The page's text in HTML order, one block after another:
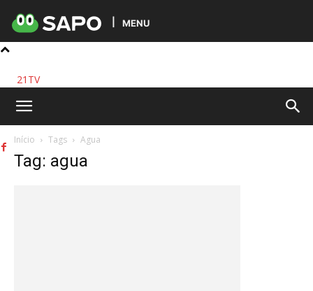
MENU
21TV
Início Tags Agua
Tag: agua